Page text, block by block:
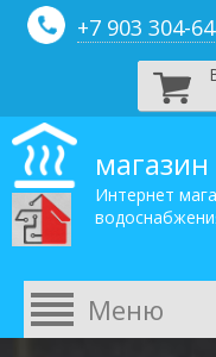
+7 903 304-
магазин
Интернет